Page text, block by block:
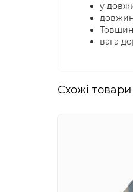
у
вага
Схожi товари